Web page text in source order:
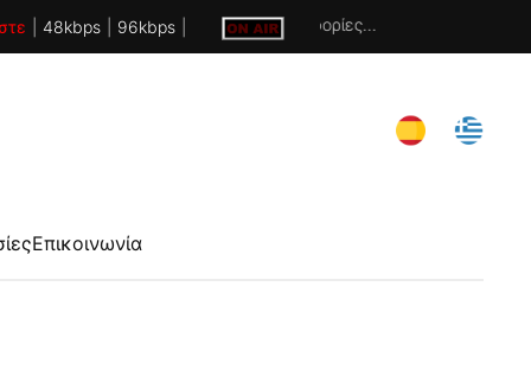
48kbps 96kbps Χωρίς πληροφορίες...
Επικοινωνία